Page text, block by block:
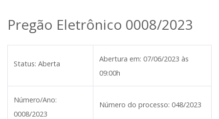
Pregão Eletrônico 0008/2023
Status: Aberta
Abertura em: 07/06/2023 às
09:00h
Número/Ano:
0008/2023
Número do processo: 048/2023